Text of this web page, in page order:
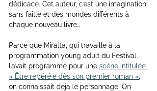
dédicace. Cet auteur, c’est une imagination
sans faille et des mondes différents à
chaque nouveau livre…
Parce que Miralta, qui travaille à la
programmation young adult du Festival,
l’avait programmé pour une scène intitulée
« Être repéré·e dès son premier roman »
on connaissait déjà le personnage. On